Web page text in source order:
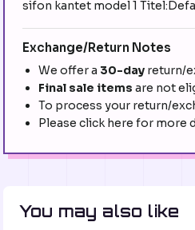
sifon kantet model 1
Exchange/Return Notes
We offer a 30-day return/
Final sale items are not
To process your return/
Please click here for more
You may also like